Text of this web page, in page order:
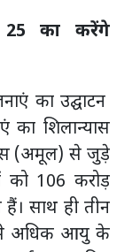
25 का करेंगे
का उद्घाटन
का शिलान्यास
(अमूल) से जुड़े
को 106 करोड़
साथ ही तीन
से अधिक आयु के